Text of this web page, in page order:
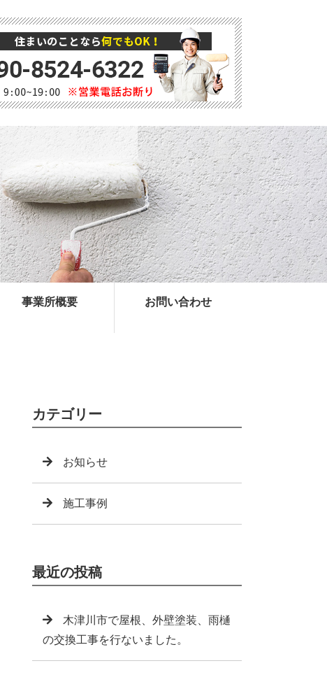
事業所概要 お問い合わせ
カテゴリー
お知らせ
施工事例
最近の投稿
木津川市で屋根、外壁塗装、雨樋
の交換工事を行ないました。